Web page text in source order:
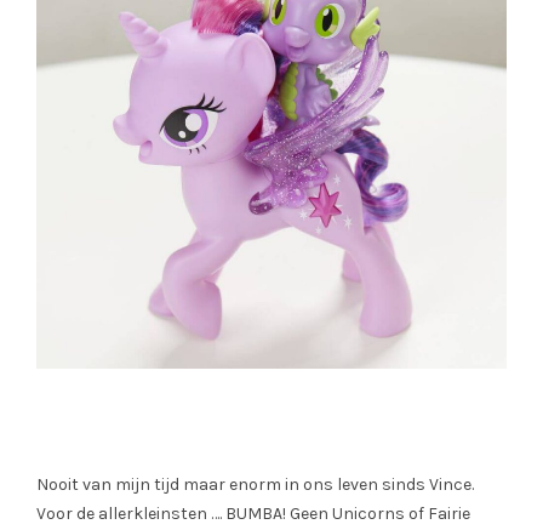
Nooit van mijn tijd maar enorm in ons leven sinds Vince.
Voor de allerkleinsten …. BUMBA! Geen Unicorns of Fairie